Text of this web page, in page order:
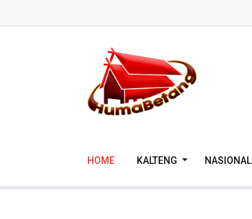
HOME KALTENG NASIONAL